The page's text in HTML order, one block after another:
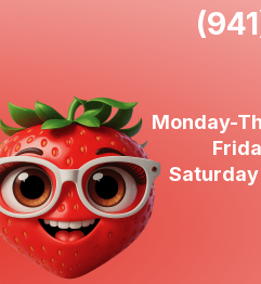
Monday-
Saturday